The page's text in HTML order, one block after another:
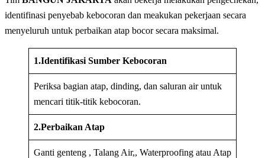
identifinasi penyebab kebocoran dan meakukan pekerjaan secara
menyeluruh untuk perbaikan atap bocor secara maksimal.
1.Identifikasi Sumber Kebocoran
Periksa bagian atap, dinding, dan saluran air untuk
mencari titik-titik kebocoran.
2.Perbaikan Atap
Ganti genteng , Talang Air,, Waterproofing atau Atap